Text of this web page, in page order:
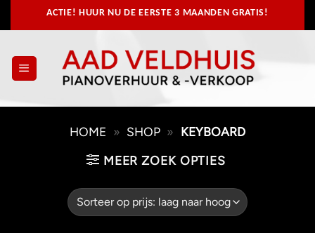
naar
ACTIE! HUUR NU DE EERSTE 3 MAANDEN GRATIS!
HOME » SHOP » KEYBOARD
MEER ZOEK OPTIES